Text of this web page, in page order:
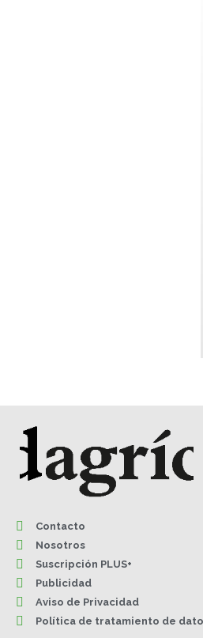
Contacto
Nosotros
Suscripción PLUS+
Publicidad
Aviso de Privacidad
Política de tratamiento de